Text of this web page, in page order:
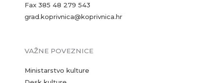
Fax 385 48 279 543
grad.koprivnica@koprivnica.hr
VAŽNE POVEZNICE
Ministarstvo kulture